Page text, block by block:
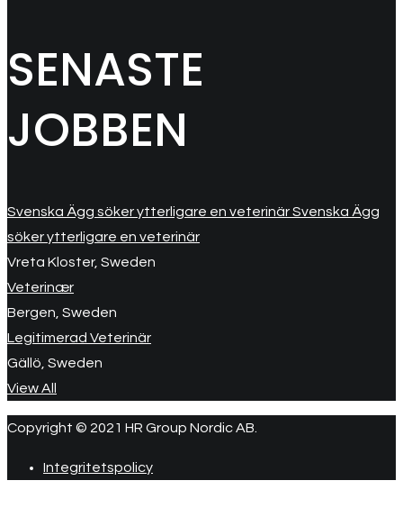
SENASTE
JOBBEN
Svenska Ägg söker ytterligare en veterinär Svenska Ägg
söker ytterligare en veterinär
Vreta Kloster, Sweden
Veterinær
Bergen, Sweden
Legitimerad Veterinär
Gällö, Sweden
View All
Copyright © 2021 HR Group Nordic AB.
Integritetspolicy